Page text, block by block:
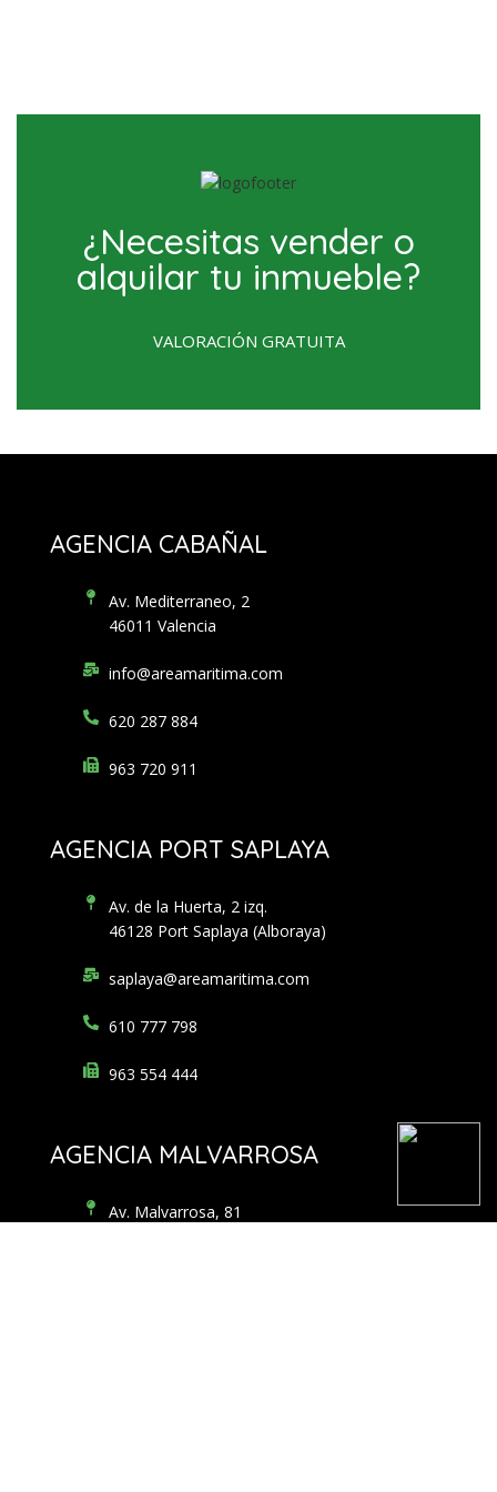
¿Necesitas vender o
alquilar tu inmueble?
VALORACIÓN GRATUITA
AGENCIA CABAÑAL
Av. Mediterraneo, 2
46011 Valencia
info@areamaritima.com
620 287 884
963 720 911
AGENCIA PORT SAPLAYA
Av. de la Huerta, 2 izq.
46128 Port Saplaya (Alboraya)
saplaya@areamaritima.com
610 777 798
963 554 444
AGENCIA MALVARROSA
Av. Malvarrosa, 81